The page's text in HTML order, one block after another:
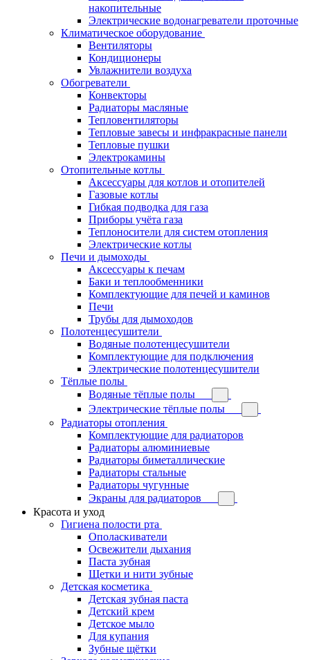
накопительные
Электрические водонагреватели проточные
Климатическое оборудование
Вентиляторы
Кондиционеры
Увлажнители воздуха
Обогреватели
Конвекторы
Радиаторы масляные
Тепловентиляторы
Тепловые завесы и инфракрасные панели
Тепловые пушки
Электрокамины
Отопительные котлы
Аксессуары для котлов и отопителей
Газовые котлы
Гибкая подводка для газа
Приборы учёта газа
Теплоносители для систем отопления
Электрические котлы
Печи и дымоходы
Аксессуары к печам
Баки и теплообменники
Комплектующие для печей и каминов
Печи
Трубы для дымоходов
Полотенцесушители
Водяные полотенцесушители
Комплектующие для подключения
Электрические полотенцесушители
Тёплые полы
Водяные тёплые полы
Электрические тёплые полы
Радиаторы отопления
Комплектующие для радиаторов
Радиаторы алюминиевые
Радиаторы биметаллические
Радиаторы стальные
Радиаторы чугунные
Экраны для радиаторов
Красота и уход
Гигиена полости рта
Ополаскиватели
Освежители дыхания
Паста зубная
Щетки и нити зубные
Детская косметика
Детская зубная паста
Детский крем
Детское мыло
Для купания
Зубные щётки